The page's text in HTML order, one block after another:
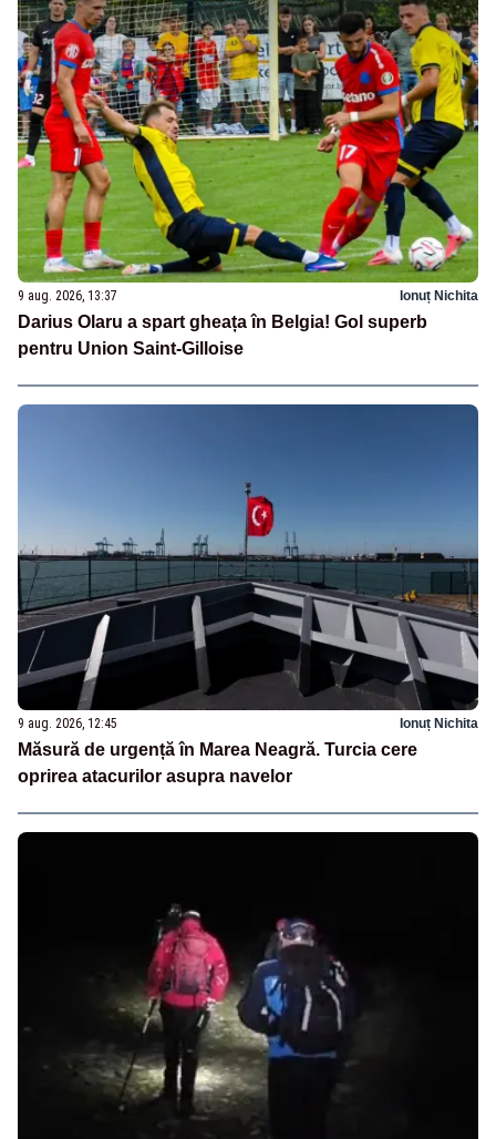
9 aug. 2026, 13:37 Ionuț Nichita
Darius Olaru a spart gheața în Belgia! Gol superb
pentru Union Saint-Gilloise
9 aug. 2026, 12:45 Ionuț Nichita
Măsură de urgență în Marea Neagră. Turcia cere
oprirea atacurilor asupra navelor